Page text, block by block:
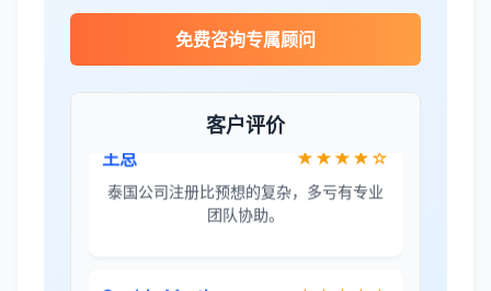
免费咨询专属顾问
客户评价
★★★★☆
泰国公司注册比预想的复杂，多亏有专业
Sophie Martin ★★★★★
BOI申请非常顺利，节省了大量时间和成
本。